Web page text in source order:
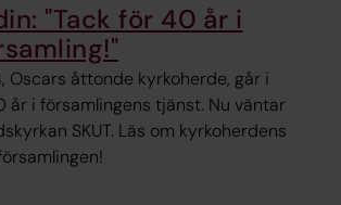
"Tack för 40 år i
Oscars åttonde kyrkoherde, går i
år i församlingens tjänst. Nu väntar
SKUT. Läs om kyrkoherdens